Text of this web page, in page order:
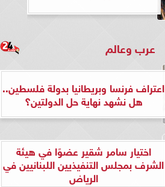
عرب وعالم
اعتراف فرنسا وبريطانيا بدولة فلسطين..
هل نشهد نهاية حل الدولتين؟
اختيار سامر شقير عضوًا في هيئة
الشرف بمجلس التنفيذيين اللبنانيين في
الرياض